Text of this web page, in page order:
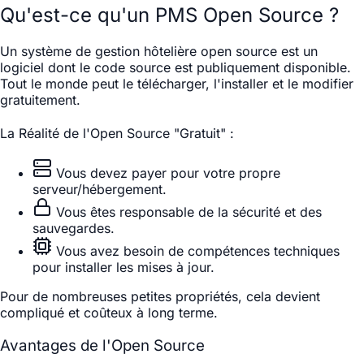
Qu'est-ce qu'un PMS Open Source ?
Un système de gestion hôtelière open source est un
logiciel dont le code source est publiquement disponible.
Tout le monde peut le télécharger, l'installer et le modifier
gratuitement.
La Réalité de l'Open Source "Gratuit" :
Vous devez payer pour votre propre
serveur/hébergement.
Vous êtes responsable de la sécurité et des
sauvegardes.
Vous avez besoin de compétences techniques
pour installer les mises à jour.
Pour de nombreuses petites propriétés, cela devient
compliqué et coûteux à long terme.
Avantages de l'Open Source